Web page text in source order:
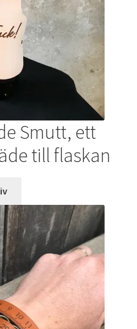
olika
alternativen
kan
väljas
på
produktsidan
Smutt, ett
till flaskan
produkten
har
flera
varianter.
De
olika
alternativen
kan